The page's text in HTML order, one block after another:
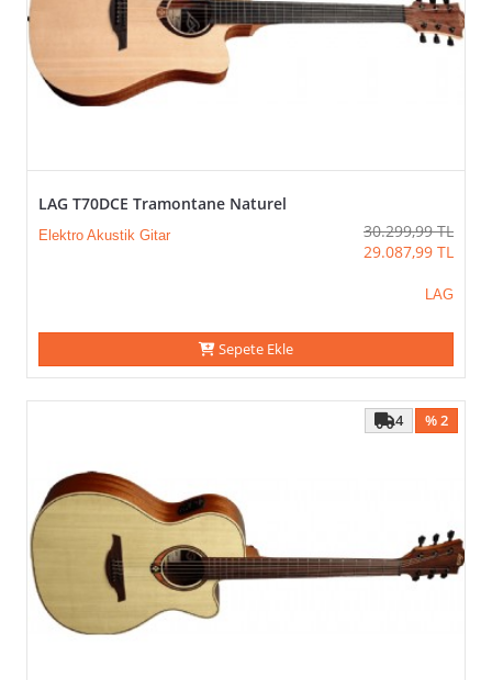
LAG T70DCE Tramontane Naturel
Elektro Akustik Gitar 30.299,99 TL
29.087,99 TL
LAG
Sepete Ekle
% 2
4